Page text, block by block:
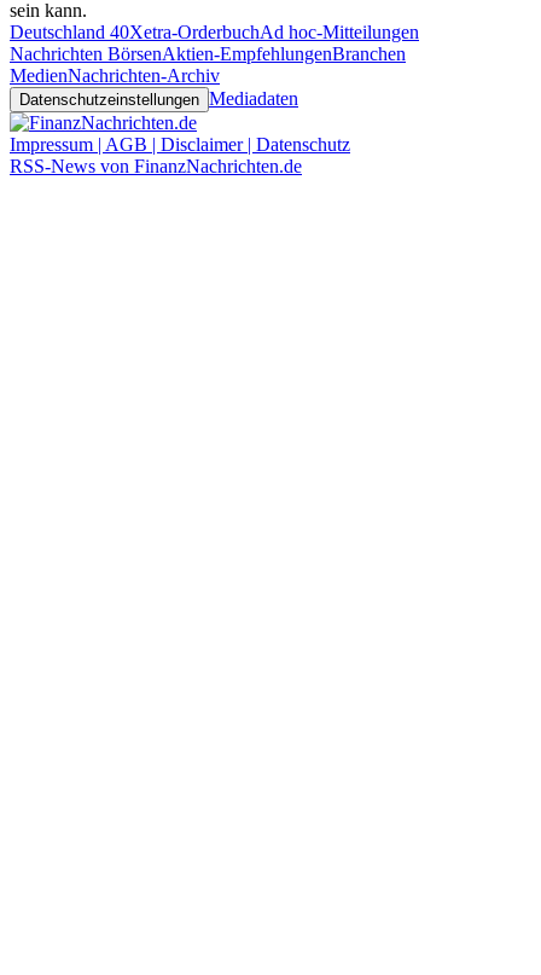
sein kann.
Deutschland 40Xetra-OrderbuchAd hoc-Mitteilungen
Nachrichten BörsenAktien-EmpfehlungenBranchen
MedienNachrichten-Archiv
Datenschutzeinstellungen Mediadaten
Impressum | AGB | Disclaimer | Datenschutz
RSS-News von FinanzNachrichten.de